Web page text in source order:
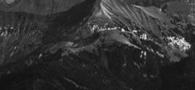
ÜBER UNS
BEHANDLUNGEN
IMPRESSUM
KONTAKT